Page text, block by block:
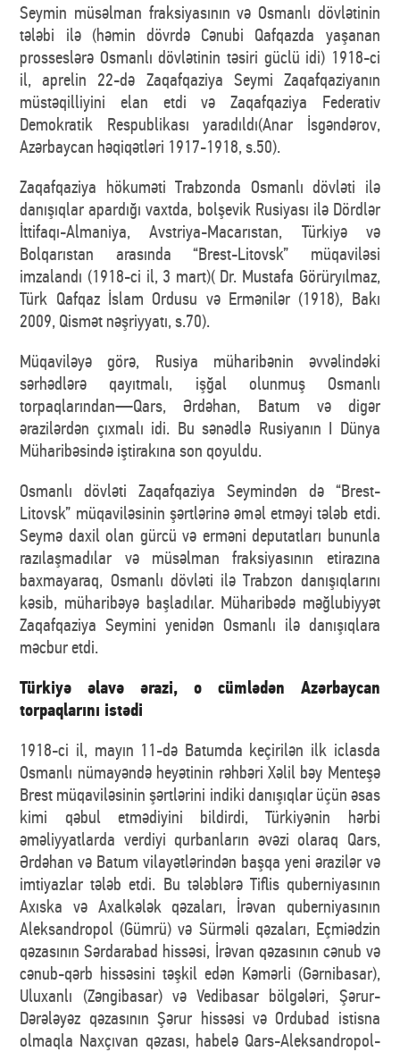
Seymin müsəlman fraksiyasının və Osmanlı dövlətinin
tələbi ilə (həmin dövrdə Cənubi Qafqazda yaşanan
prosseslərə Osmanlı dövlətinin təsiri güclü idi) 1918-ci
il, aprelin 22-də Zaqafqaziya Seymi Zaqafqaziyanın
müstəqilliyini elan etdi və Zaqafqaziya Federativ
Demokratik Respublikası yaradıldı(Anar İsgəndərov,
Azərbaycan həqiqətləri 1917-1918, s.50).
Zaqafqaziya hökuməti Trabzonda Osmanlı dövləti ilə
danışıqlar apardığı vaxtda, bolşevik Rusiyası ilə Dördlər
İttifaqı-Almaniya, Avstriya-Macarıstan, Türkiyə və
Bolqarıstan arasında “Brest-Litovsk” müqaviləsi
imzalandı (1918-ci il, 3 mart)( Dr. Mustafa Görüryılmaz,
Türk Qafqaz İslam Ordusu və Ermənilər (1918), Bakı
2009, Qismət nəşriyyatı, s.70).
Müqaviləyə görə, Rusiya müharibənin əvvəlindəki
sərhədlərə qayıtmalı, işğal olunmuş Osmanlı
torpaqlarından—Qars, Ərdəhan, Batum və digər
ərazilərdən çıxmalı idi. Bu sənədlə Rusiyanın I Dünya
Müharibəsində iştirakına son qoyuldu.
Osmanlı dövləti Zaqafqaziya Seymindən də “Brest-
Litovsk” müqaviləsinin şərtlərinə əməl etməyi tələb etdi.
Seymə daxil olan gürcü və erməni deputatları bununla
razılaşmadılar və müsəlman fraksiyasının etirazına
baxmayaraq, Osmanlı dövləti ilə Trabzon danışıqlarını
kəsib, müharibəyə başladılar. Müharibədə məğlubiyyət
Zaqafqaziya Seymini yenidən Osmanlı ilə danışıqlara
məcbur etdi.
Türkiyə əlavə ərazi, o cümlədən Azərbaycan
torpaqlarını istədi
1918-ci il, mayın 11-də Batumda keçirilən ilk iclasda
Osmanlı nümayəndə heyətinin rəhbəri Xəlil bəy Menteşə
Brest müqaviləsinin şərtlərini indiki danışıqlar üçün əsas
kimi qəbul etmədiyini bildirdi, Türkiyənin hərbi
əməliyyatlarda verdiyi qurbanların əvəzi olaraq Qars,
Ərdəhan və Batum vilayətlərindən başqa yeni ərazilər və
imtiyazlar tələb etdi. Bu tələblərə Tiflis quberniyasının
Axıska və Axalkələk qəzaları, İrəvan quberniyasının
Aleksandropol (Gümrü) və Sürməli qəzaları, Eçmiədzin
qəzasının Sərdarabad hissəsi, İrəvan qəzasının cənub və
cənub-qərb hissəsini təşkil edən Kəmərli (Gərnibasar),
Uluxanlı (Zəngibasar) və Vedibasar bölgələri, Şərur-
Dərələyəz qəzasının Şərur hissəsi və Ordubad istisna
olmaqla Naxçıvan qəzası, habelə Qars-Aleksandropol-